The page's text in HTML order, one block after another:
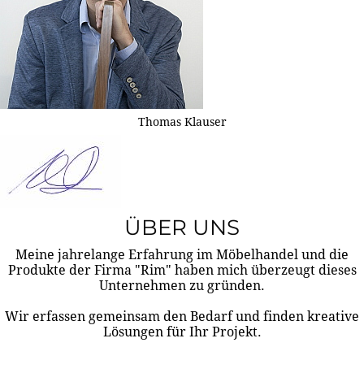
Thomas Klauser
ÜBER UNS
Meine jahrelange Erfahrung im Möbelhandel und die
Produkte der Firma "Rim" haben mich überzeugt dieses
Unternehmen zu gründen.
Wir erfassen gemeinsam den Bedarf und finden kreative
Lösungen für Ihr Projekt.